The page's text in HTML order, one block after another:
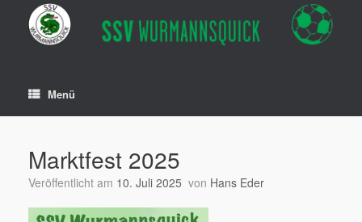
springen
Menü
Marktfest 2025
Veröffentlicht am 10. Juli 2025 von Hans Eder